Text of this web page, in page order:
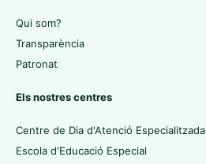
Qui som?
Transparència
Patronat
Els nostres centres
Centre de Dia d'Atenció Especialitzada
Escola d'Educació Especial